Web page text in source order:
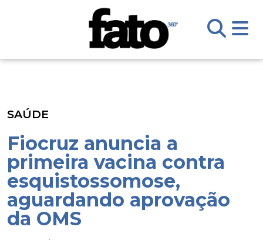
SAÚDE
Fiocruz anuncia a
primeira vacina contra
esquistossomose,
aguardando aprovação
da OMS